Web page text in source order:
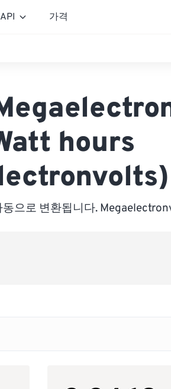
API 가격
hours
으로 변환됩니다.